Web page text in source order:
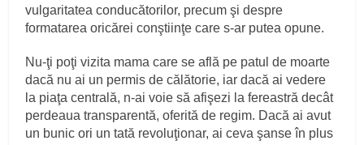
vulgaritatea conducătorilor, precum şi despre
formatarea oricărei conştiinţe care s-ar putea opune.
Nu-ţi poţi vizita mama care se află pe patul de moarte
dacă nu ai un permis de călătorie, iar dacă ai vedere
la piaţa centrală, n-ai voie să afişezi la fereastră decât
perdeaua transparentă, oferită de regim. Dacă ai avut
un bunic ori un tată revoluţionar, ai ceva şanse în plus